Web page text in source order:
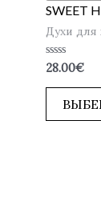
SWEET
Духи
Оценка
0
из
28.00€